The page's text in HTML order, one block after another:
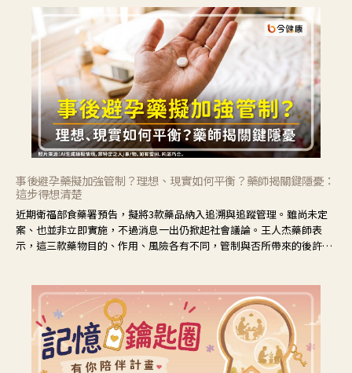
事後避孕藥擬加強管制？理想、現實如何平衡？藥師揭關鍵隱憂：
這步得想清楚
近期衛福部食藥署預告，擬將3款藥品納入追溯與追蹤管理。雖尚未定
案、也並非立即實施，不過消息一出仍掀起社會議論。王人杰藥師表
示，這三款藥物目的、作用、風險各有不同，管制與否所帶來的後許影